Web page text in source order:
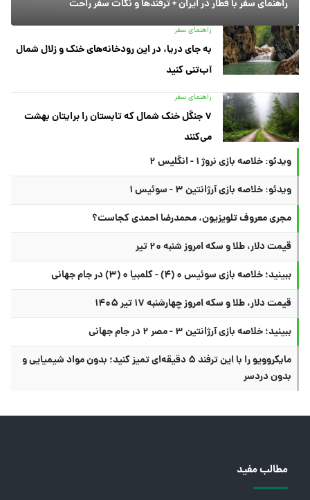
راهنمای سفر با قطار در ایران + ترفندها و نکات سفر راحت
راهنمای سفر
به جای دریا، در این رودخانه‌های خنک و زلال شمال
آب‌تنی کنید
راهنمای سفر
۷ جنگل خنک شمال که تابستان را برایتان بهشت
می‌کنند
ویدئو: خلاصه بازی نروژ ۱ - انگلیس ۲
ویدئو: خلاصه بازی آرژانتین ۳ - سوئیس ۱
مجری معروف تلویزیون، محمدرضا احمدی کجاست؟
قیمت دلار، طلا و سکه امروز شنبه ۲۰ تیر
ببینید؛ خلاصه بازی سوئیس ۰ (۴) - کلمبیا ۰ (۳) در جام جهانی
قیمت دلار، طلا و سکه امروز چهارشنبه ۱۷ تیر ۱۴۰۵
ببینید؛ خلاصه بازی آرژانتین ۳ - مصر ۲ در جام جهانی
مایکروویو را با این ترفند ۵ دقیقه‌ای تمیز کنید؛ بدون مواد شیمیایی و
بدون دردسر
مطالب مفید